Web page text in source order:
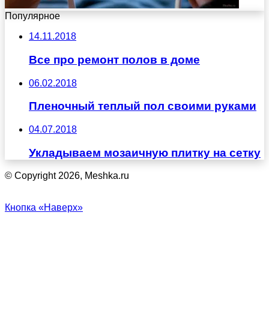
Популярное
14.11.2018
Все про ремонт полов в доме
06.02.2018
Пленочный теплый пол своими руками
04.07.2018
Укладываем мозаичную плитку на сетку
© Copyright 2026, Meshka.ru
Кнопка «Наверх»